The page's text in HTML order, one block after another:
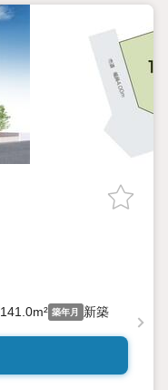
141.0m² 築年月 新築